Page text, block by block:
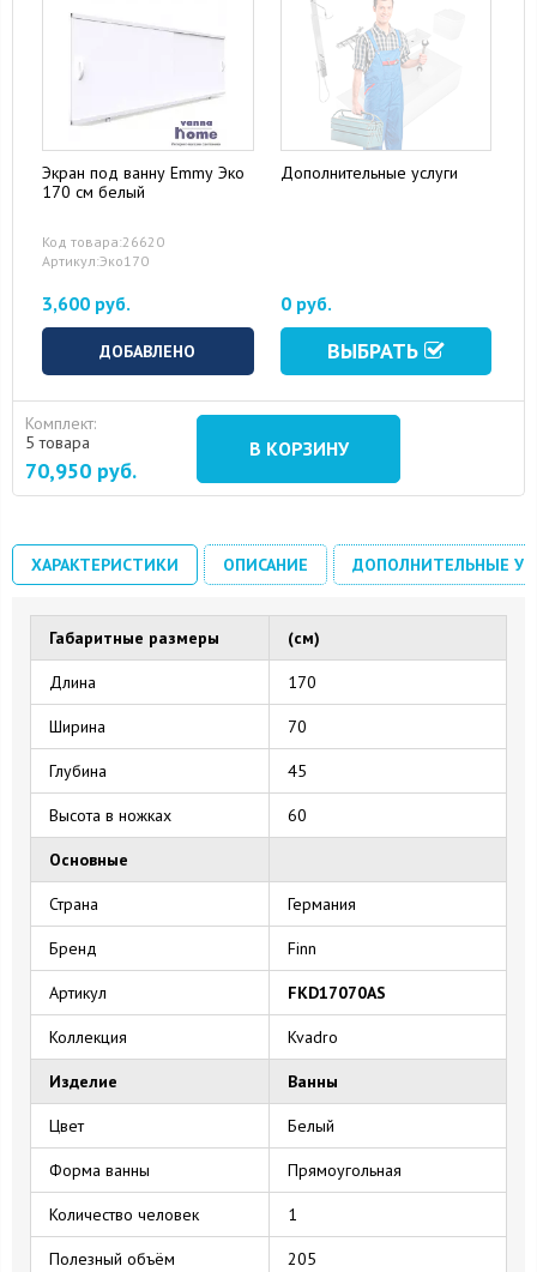
Экран под ванну Emmy Эко
170 см белый
Код товара:26620
Артикул:Эко170
3,600 руб.
ДОБАВЛЕНО
Дополнительные услуги
0 руб.
ВЫБРАТЬ
Комплект:
5 товара
70,950 руб.
В КОРЗИНУ
ХАРАКТЕРИСТИКИ ОПИСАНИЕ ДОПОЛНИТЕЛЬНЫЕ
Габаритные размеры (см)
Длина 170
Ширина 70
Глубина 45
Высота в ножках 60
Основные
Страна Германия
Бренд Finn
Артикул FKD17070AS
Коллекция Kvadro
Изделие Ванны
Цвет Белый
Форма ванны Прямоугольная
Количество человек 1
Полезный объём 205